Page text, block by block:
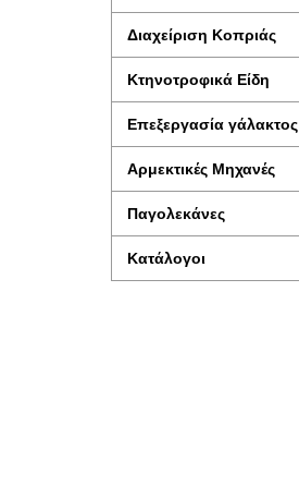
Διαχείριση Κοπριάς
Κτηνοτροφικά Είδη
Επεξεργασία γάλακτος
Aρμεκτικές Μηχανές
Παγολεκάνες
Κατάλογοι